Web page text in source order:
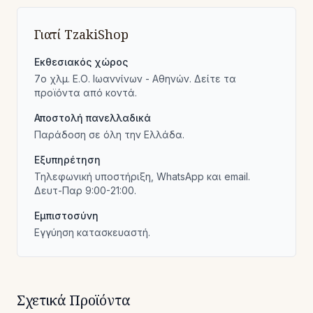
Γιατί TzakiShop
Εκθεσιακός χώρος
7ο χλμ. Ε.Ο. Ιωαννίνων - Αθηνών. Δείτε τα
προϊόντα από κοντά.
Αποστολή πανελλαδικά
Παράδοση σε όλη την Ελλάδα.
Εξυπηρέτηση
Τηλεφωνική υποστήριξη, WhatsApp και email.
Δευτ-Παρ 9:00-21:00.
Εμπιστοσύνη
Εγγύηση κατασκευαστή.
Σχετικά Προϊόντα